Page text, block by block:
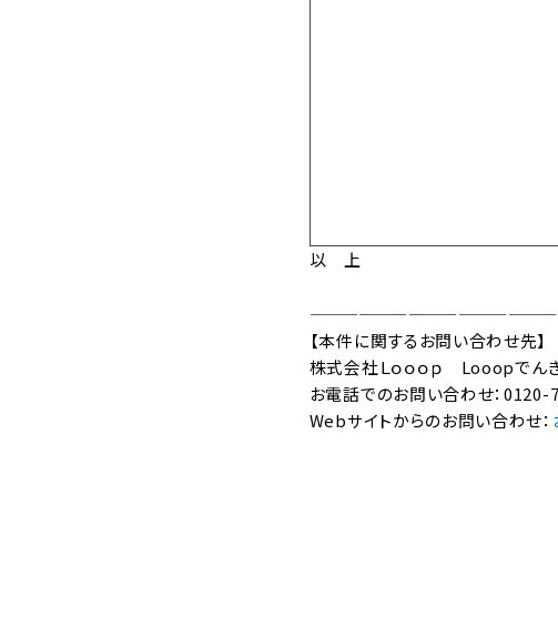
以 上
【本件に関するお問い合わせ先】
株式会社Ｌｏｏｏｐ Looopでん
お電話でのお問い合わせ：0120-
Webサイトからのお問い合わせ：